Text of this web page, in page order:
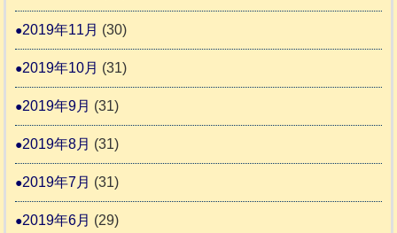
2019年11月 (30)
2019年10月 (31)
2019年9月 (31)
2019年8月 (31)
2019年7月 (31)
2019年6月 (29)